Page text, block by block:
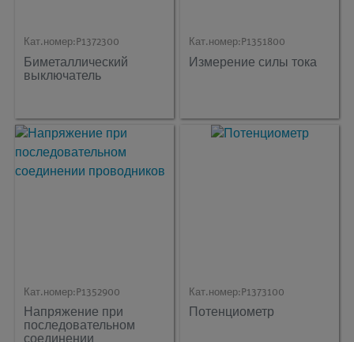
Кат.номер: P1372300
Биметаллический
выключатель
Кат.номер: P1351800
Измерение силы тока
Кат.номер: P1352900
Напряжение при
последовательном
соединении
Кат.номер: P1373100
Потенциометр